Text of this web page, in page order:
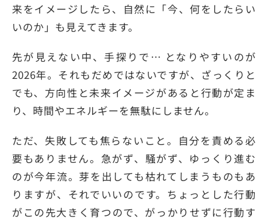
来をイメージしたら、自然に「今、何をしたらい
いのか」も見えてきます。
先が見えない中、手探りで… となりやすいのが
2026年。それもだめではないですが、ざっくりと
でも、方向性と未来イメージがあると行動が定ま
り、時間やエネルギーを無駄にしません。
ただ、失敗しても焦らないこと。自分を責める必
要もありません。急がず、騒がず、ゆっくり進む
のが今年流。芽を出しても枯れてしまうものもあ
りますが、それでいいのです。ちょっとした行動
がこの先大きく育つので、がっかりせずに行動す